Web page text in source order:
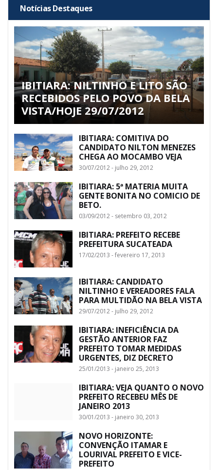
Notícias Destaques
IBITIARA: NILTINHO E LITO SÃO
RECEBIDOS PELO POVO DA BELA
VISTA/HOJE 29/07/2012
IBITIARA: COMITIVA DO
CANDIDATO NILTON MENEZES
CHEGA AO MOCAMBO VEJA
30/07/2012 - julho 29, 2012
IBITIARA: 5ª MATERIA MUITA
GENTE BONITA NO COMICIO DE
BETO.
03/09/2012 - setembro 03, 2012
IBITIARA: PREFEITO RECEBE
PREFEITURA SUCATEADA
17/02/2013 - fevereiro 17, 2013
IBITIARA: CANDIDATO
NILTINHO E VEREADORES FALA
PARA MULTIDÃO NA BELA VISTA
29/07/2012 - julho 29, 2012
IBITIARA: INEFICIÊNCIA DA
GESTÃO ANTERIOR FAZ
PREFEITO TOMAR MEDIDAS
URGENTES, DIZ DECRETO
25/01/2013 - janeiro 25, 2013
IBITIARA: VEJA QUANTO O NOVO
PREFEITO RECEBEU MÊS DE
JANEIRO 2013
30/01/2013 - janeiro 30, 2013
NOVO HORIZONTE:
CONVENÇÃO ITAMAR E
LOURIVAL PREFEITO E VICE-
PREFEITO